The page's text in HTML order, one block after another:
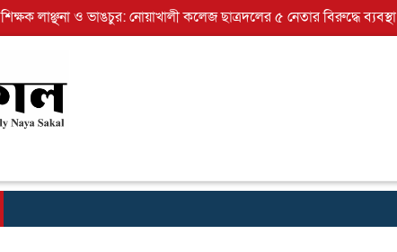
শিক্ষক লাঞ্ছনা ও ভাঙচুর: নোয়াখালী কলেজ ছাত্রদলের ৫ নেতার বিরুদ্ধে ব্যবস্থা